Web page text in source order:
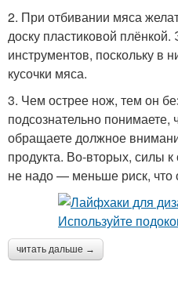
2. При отбивании мяса
доску пластиковой
инструментов, поскольку в
кусочки мяса.
3. Чем острее нож, тем он
подсознательно понимаете,
обращаете должное
продукта. Во-вторых, силы
не надо — меньше риск, что
читать дальше →